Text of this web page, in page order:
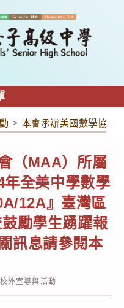
> 本會承辦美國數學協會
（MAA）所屬
全美中學數學
12A』臺灣區
勵學生踴躍報
訊息請參閱本
校外宣導與活動